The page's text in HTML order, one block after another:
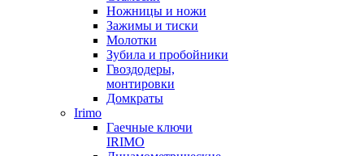
Ножницы и ножи
Зажимы и тиски
Молотки
Зубила и пробойники
Гвоздодеры,
монтировки
Домкраты
Irimo
Гаечные ключи
IRIMO